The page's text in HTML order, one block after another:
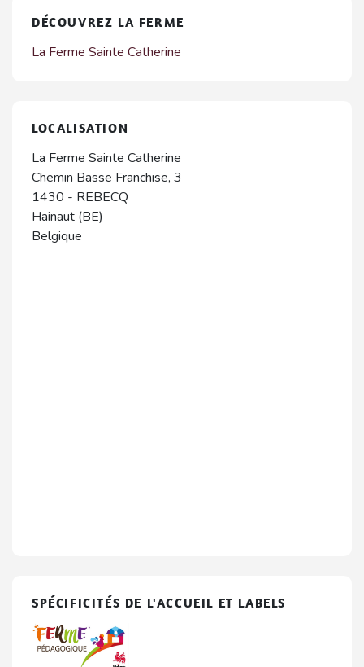
DÉCOUVREZ LA FERME
La Ferme Sainte Catherine
LOCALISATION
La Ferme Sainte Catherine
Chemin Basse Franchise, 3
1430 - REBECQ
Hainaut (BE)
Belgique
SPÉCIFICITÉS DE L'ACCUEIL ET LABELS